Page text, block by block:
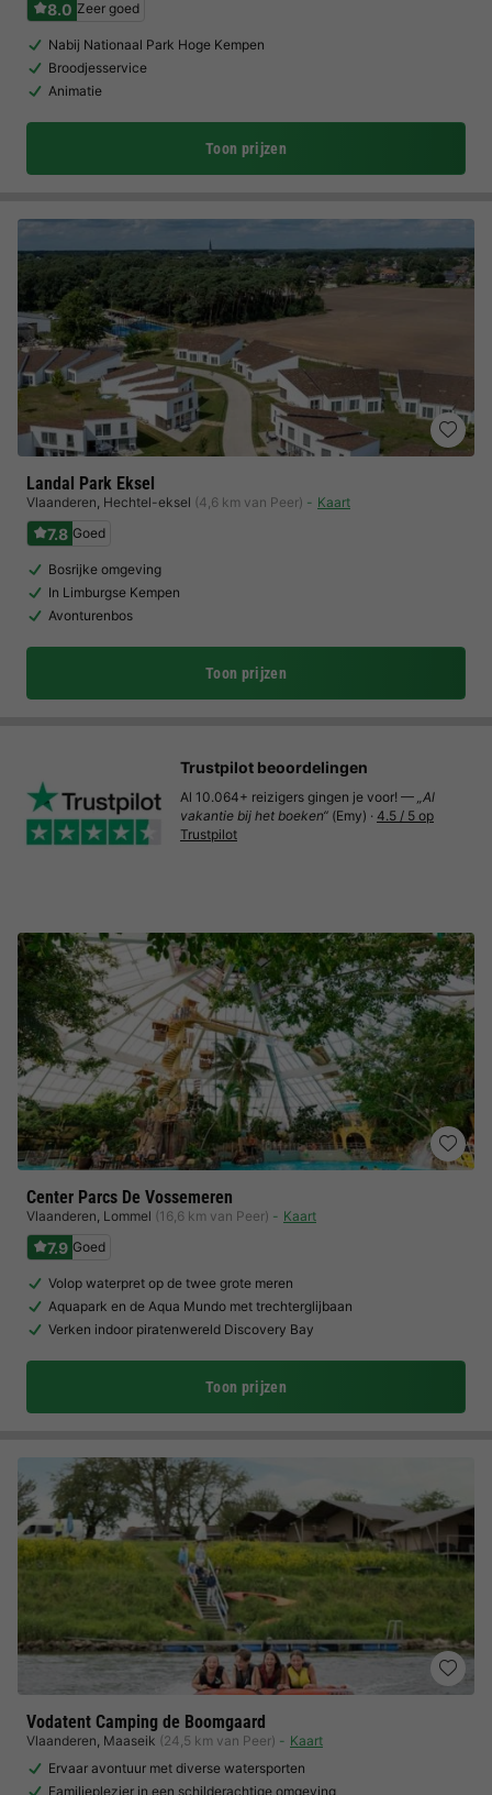
8.0 Zeer goed
Nabij Nationaal Park Hoge Kempen
Broodjesservice
Animatie
Toon prijzen
Landal Park Eksel
Vlaanderen, Hechtel-eksel (4,6 km van Peer) Kaart
7.8 Goed
Bosrijke omgeving
In Limburgse Kempen
Avonturenbos
Toon prijzen
Center Parcs De Vossemeren
Vlaanderen, Lommel (16,6 km van Peer) Kaart
7.9 Goed
Volop waterpret op de twee grote meren
Aquapark en de Aqua Mundo met trechterglijbaan
Verken indoor piratenwereld Discovery Bay
Toon prijzen
Vodatent Camping de Boomgaard
Vlaanderen, Maaseik (24,5 km van Peer)
Kaart
Ervaar avontuur met diverse watersporten
Familieplezier in een schilderachtige omgeving
Trustpilot beoordelingen
Al 10.064+ reizigers gingen je voor! — „Al
vakantie bij het boeken“ (Emy) · 4.5 / 5 op
Trustpilot